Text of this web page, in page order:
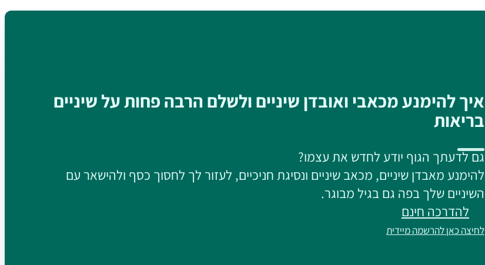
איך להימנע מכאבי ואובדן שיניים ולשלם הרבה פחות על שיניים
בריאות
גם לדעתך הגוף יודע לחדש את עצמו?
להימנע מאבדן שיניים, מכאב שיניים ונסיגת חניכיים, לעזור לך לחסוך כסף ולהישאר עם
השיניים שלך בפה גם בגיל מבוגר.
להדרכה חינם
לחיצה כאן להרשמה מיידית